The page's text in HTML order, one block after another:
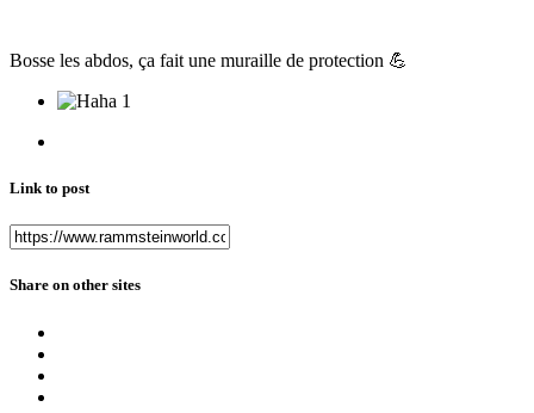
Bosse les abdos, ça fait une muraille de protection 💪
1
Link to post
Share on other sites